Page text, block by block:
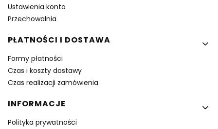
Ustawienia konta
Przechowalnia
PŁATNOŚCI I DOSTAWA
Formy płatności
Czas i koszty dostawy
Czas realizacji zamówienia
INFORMACJE
Polityka prywatności